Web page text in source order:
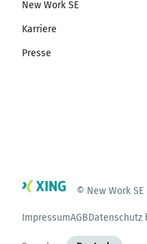
New Work SE
Karriere
Presse
© New Work
ImpressumAGBDatenschutz